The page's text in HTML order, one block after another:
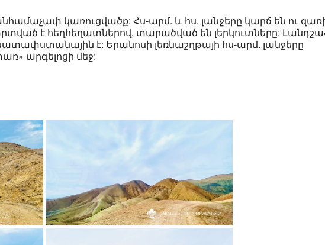
կառուցվածք: Հս-արմ. և հս. լանջերը կարճ են ու
է հեղհեղատներով, տարածված են լերկուտները:
է: Երանոսի լեռնաշղթայի հս-արմ. լանջերը
արգելոցի մեջ: